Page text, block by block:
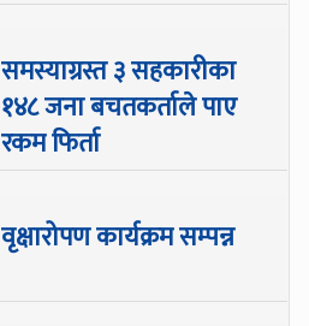
समस्याग्रस्त ३ सहकारीका
१४८ जना बचतकर्ताले पाए
रकम फिर्ता
वृक्षारोपण कार्यक्रम सम्पन्न